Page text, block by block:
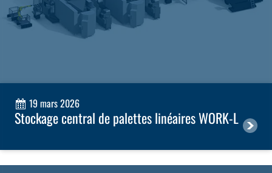
19 mars 2026
Stockage central de palettes linéaires WORK-L